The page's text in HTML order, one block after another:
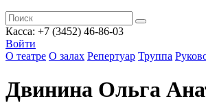
Касса: +7 (3452) 46-86-03
Войти
О театре О залах Репертуар Труппа
Двинина Ольга